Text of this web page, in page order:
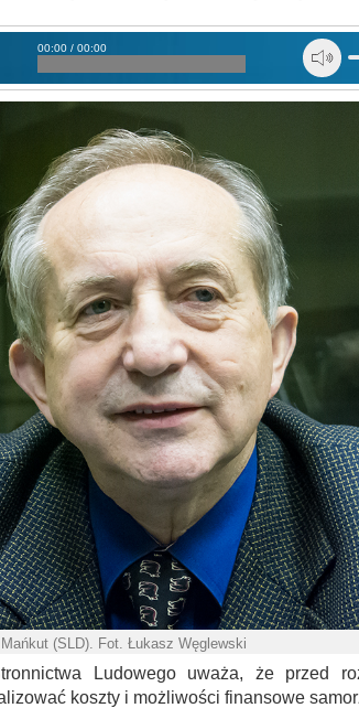
00:00 / 00:00
Mańkut (SLD). Fot. Łukasz Węglewski
Ludowego uważa, że przed
koszty i możliwości finansowe